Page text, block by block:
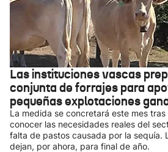
Las instituciones vascas
conjunta de forrajes para
pequeñas explotaciones
La medida se concretará este mes
conocer las necesidades reales del
falta de pastos causada por la sequía.
dejan, por ahora, para final de año.